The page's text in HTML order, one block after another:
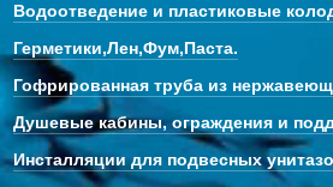
Водоотведение и пластиковые
Герметики,Лен,Фум,Паста.
Гофрированная труба из
Душевые кабины, ограждения и
Инсталляции для подвесных